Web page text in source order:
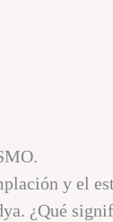
y el
¿Qué